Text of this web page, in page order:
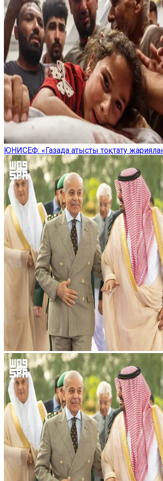
ЮНИСЕФ: «Газада атысты тоқтату